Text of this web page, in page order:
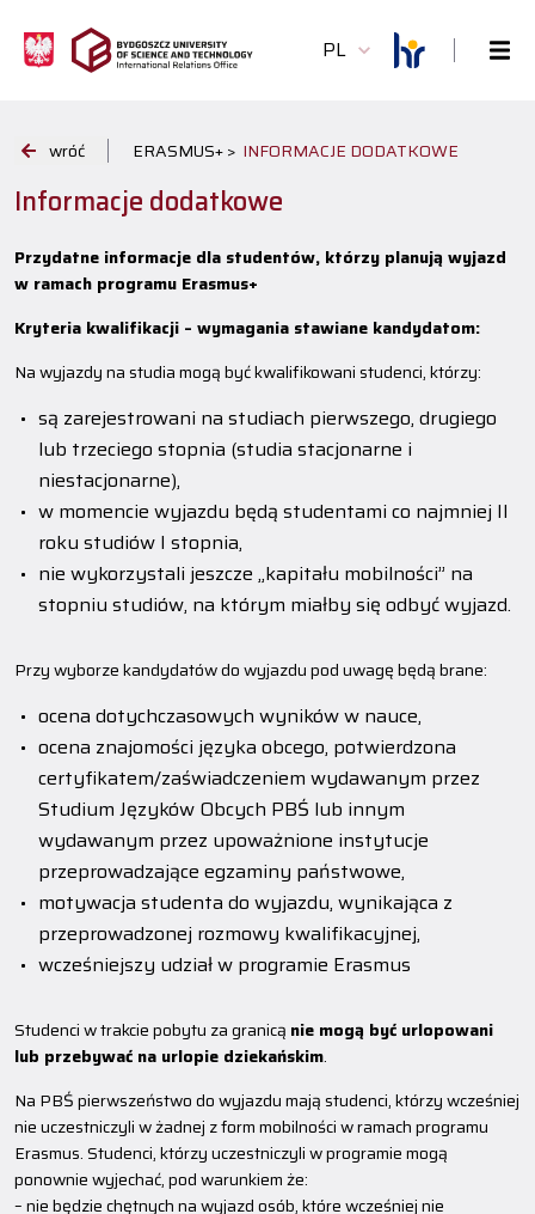
PL
wróć ERASMUS+ > INFORMACJE DODATKOWE
Informacje dodatkowe
Przydatne informacje dla studentów, którzy planują wyjazd
w ramach programu Erasmus+
Kryteria kwalifikacji – wymagania stawiane kandydatom:
Na wyjazdy na studia mogą być kwalifikowani studenci, którzy:
są zarejestrowani na studiach pierwszego, drugiego
lub trzeciego stopnia (studia stacjonarne i
niestacjonarne),
w momencie wyjazdu będą studentami co najmniej II
roku studiów I stopnia,
nie wykorzystali jeszcze „kapitału mobilności” na
stopniu studiów, na którym miałby się odbyć wyjazd.
Przy wyborze kandydatów do wyjazdu pod uwagę będą brane:
ocena dotychczasowych wyników w nauce,
ocena znajomości języka obcego, potwierdzona
certyfikatem/zaświadczeniem wydawanym przez
Studium Języków Obcych PBŚ lub innym
wydawanym przez upoważnione instytucje
przeprowadzające egzaminy państwowe,
motywacja studenta do wyjazdu, wynikająca z
przeprowadzonej rozmowy kwalifikacyjnej,
wcześniejszy udział w programie Erasmus
Studenci w trakcie pobytu za granicą nie mogą być urlopowani
lub przebywać na urlopie dziekańskim.
Na PBŚ pierwszeństwo do wyjazdu mają studenci, którzy wcześniej
nie uczestniczyli w żadnej z form mobilności w ramach programu
Erasmus. Studenci, którzy uczestniczyli w programie mogą
ponownie wyjechać, pod warunkiem że:
– nie będzie chętnych na wyjazd osób, które wcześniej nie